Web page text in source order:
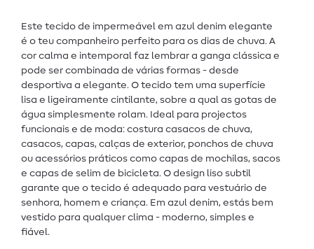
Este tecido de impermeável em azul denim elegante
é o teu companheiro perfeito para os dias de chuva. A
cor calma e intemporal faz lembrar a ganga clássica e
pode ser combinada de várias formas - desde
desportiva a elegante. O tecido tem uma superfície
lisa e ligeiramente cintilante, sobre a qual as gotas de
água simplesmente rolam. Ideal para projectos
funcionais e de moda: costura casacos de chuva,
casacos, capas, calças de exterior, ponchos de chuva
ou acessórios práticos como capas de mochilas, sacos
e capas de selim de bicicleta. O design liso subtil
garante que o tecido é adequado para vestuário de
senhora, homem e criança. Em azul denim, estás bem
vestido para qualquer clima - moderno, simples e
fiável.